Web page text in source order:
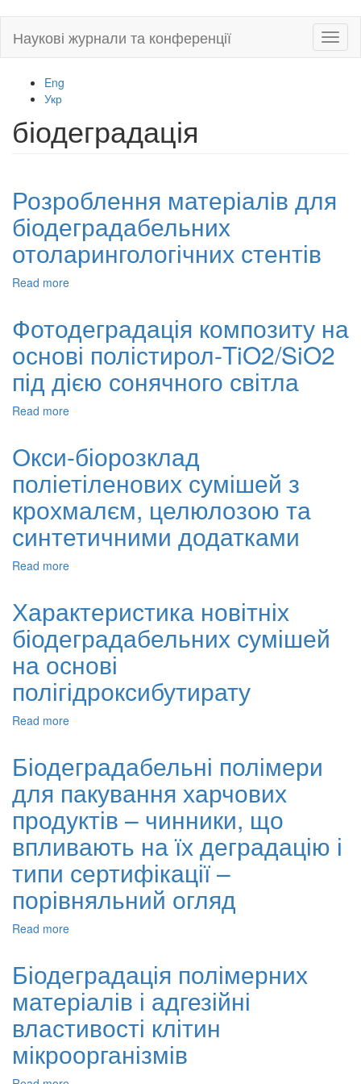
main
Наукові журнали та конференції
Eng
Укр
біодеградація
Розроблення матеріалів для
біодеградабельних
отоларингологічних стентів
Read more
для
біодеградабельних
отоларингологічних
стентів
Фотодеградація композиту на
основі полістирол-TiO2/SiO2
під дією сонячного світла
Read more
на
основі
полістирол-
TiO2/SiO2
під
дією
Окси-біорозклад
поліетіленових сумішей з
крохмалєм, целюлозою та
синтетичними додатками
Read more
поліетіленових
сумішей
з
крохмалєм,
целюлозою
та
синтетичними
Характеристика новітніх
біодеградабельних сумішей
на основі
полігідроксибутирату
Read more
біодеградабельних
сумішей
на
основі
полігідроксибутирату
Біодеградабельні полімери
для пакування харчових
продуктів – чинники, що
впливають на їх деградацію і
типи сертифікації –
порівняльний огляд
Read more
для
пакування
харчових
продуктів
–
чинники,
Біодеградація полімерних
матеріалів і адгезійні
властивості клітин
мікроорганізмів